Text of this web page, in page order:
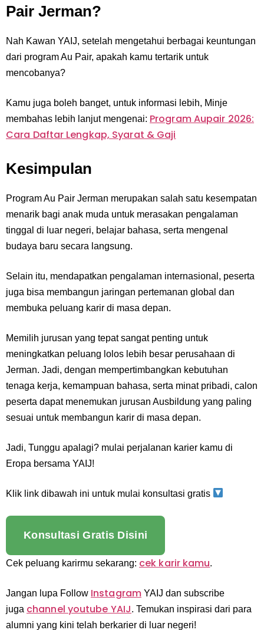
Pair Jerman?
Nah Kawan YAIJ, setelah mengetahui berbagai keuntungan
dari program Au Pair, apakah kamu tertarik untuk
mencobanya?
Kamu juga boleh banget, untuk informasi lebih, Minje
membahas lebih lanjut mengenai: Program Aupair 2026:
Cara Daftar Lengkap, Syarat & Gaji
Kesimpulan
Program Au Pair Jerman merupakan salah satu kesempatan
menarik bagi anak muda untuk merasakan pengalaman
tinggal di luar negeri, belajar bahasa, serta mengenal
budaya baru secara langsung.
Selain itu, mendapatkan pengalaman internasional, peserta
juga bisa membangun jaringan pertemanan global dan
membuka peluang karir di masa depan.
Memilih jurusan yang tepat sangat penting untuk
meningkatkan peluang lolos lebih besar perusahaan di
Jerman. Jadi, dengan mempertimbangkan kebutuhan
tenaga kerja, kemampuan bahasa, serta minat pribadi, calon
peserta dapat menemukan jurusan Ausbildung yang paling
sesuai untuk membangun karir di masa depan.
Jadi, Tunggu apalagi? mulai perjalanan karier kamu di
Eropa bersama YAIJ!
Klik link dibawah ini untuk mulai konsultasi gratis
Konsultasi Gratis Disini
Cek peluang karirmu sekarang: cek karir kamu.
Jangan lupa Follow InstagramYAIJ dan subscribe
juga channel youtube YAIJ. Temukan inspirasi dari para
alumni yang kini telah berkarier di luar negeri!